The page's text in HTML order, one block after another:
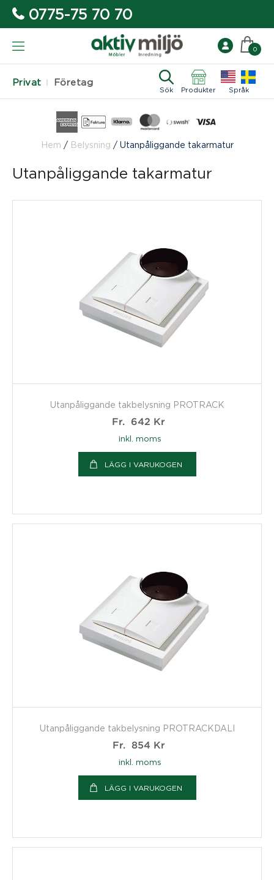
0775-75 70 70
Privat Företag
Sök Produkter Språk
0
Hem / Belysning / Utanpåliggande takarmatur
Utanpåliggande takarmatur
Utanpåliggande takbelysning PROTRACK
Fr.
642 Kr
inkl. moms
LÄGG I VARUKOGEN
Utanpåliggande takbelysning PROTRACKDALI
Fr.
854 Kr
inkl. moms
LÄGG I VARUKOGEN